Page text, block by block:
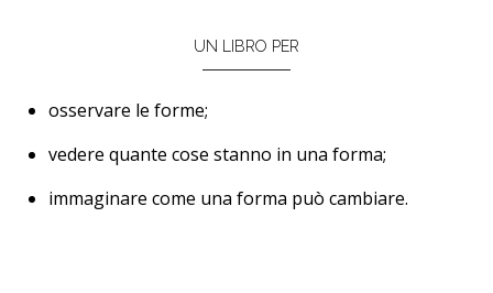
UN LIBRO PER
osservare le forme;
vedere quante cose stanno in una forma;
immaginare come una forma può cambiare.